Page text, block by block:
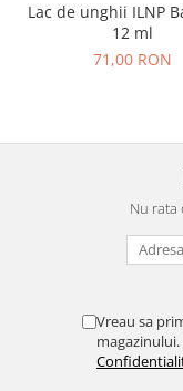
Lac de unghii ILNP
12 ml
71,00 RON
Nu
Vreau sa